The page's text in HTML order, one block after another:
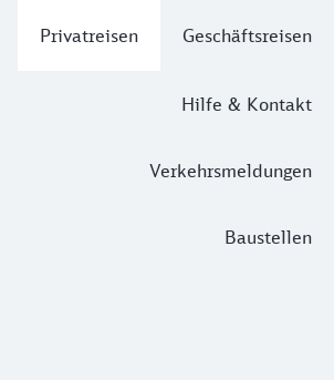
Privatreisen Geschäftsreisen
Hilfe & Kontakt
Verkehrsmeldungen
Baustellen